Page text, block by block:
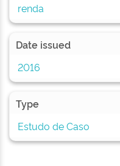
renda
Date issued
2016
Type
Estudo de Caso